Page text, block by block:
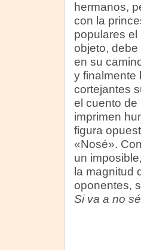
hermanos,
con la
populares
objeto,
en su
y finalmente
cortejantes
el cuento de
imprimen
figura
«Nosé».
un
la magnitud
oponentes,
Si va a no